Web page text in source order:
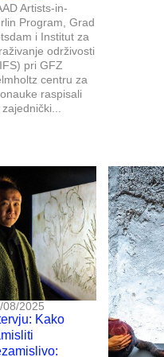
Artists-in-
Program, Grad
i Institut za
održivosti
pri GFZ
centru za
raspisali
08/2025
Kako